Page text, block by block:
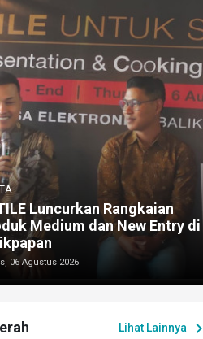
Luncurkan Rangkaian
Medium dan New Entry di
06 Agustus 2026
Lihat Lainnya chevron_right